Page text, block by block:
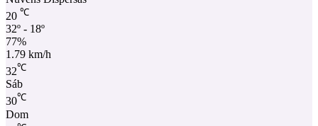
20 ℃
32º - 18º
77%
1.79 km/h
32℃
Sáb
30℃
Dom